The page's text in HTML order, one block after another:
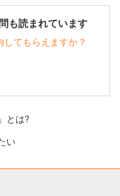
も読まれています
てもらえますか？
とは?
い